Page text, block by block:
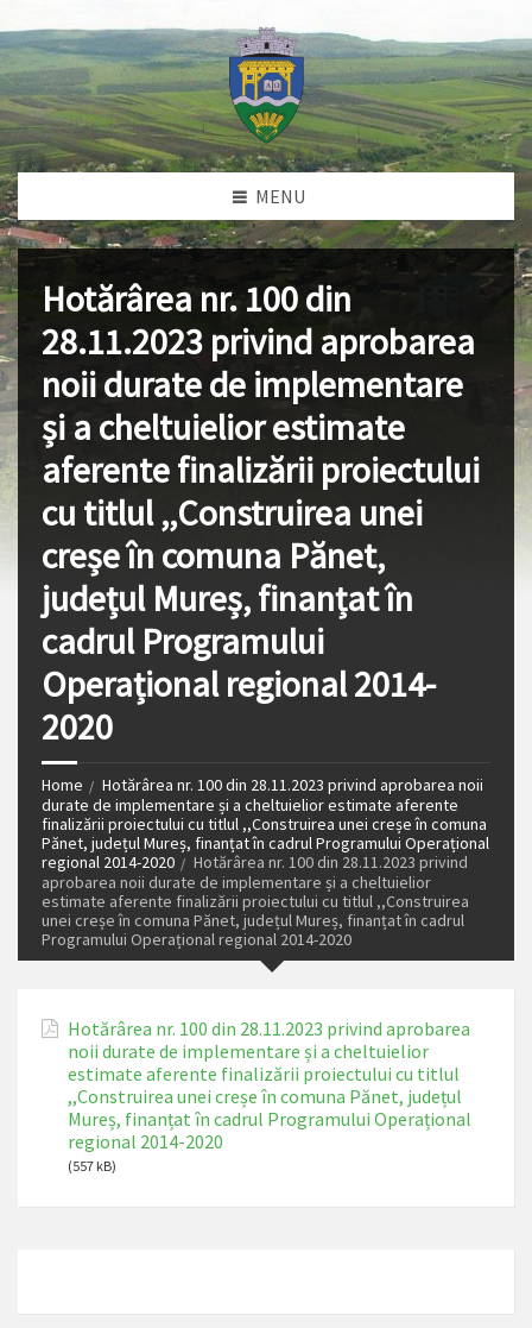
MENU
Hotărârea nr. 100 din
28.11.2023 privind aprobarea
noii durate de implementare
și a cheltuielior estimate
aferente finalizării proiectului
cu titlul ,,Construirea unei
creșe în comuna Pănet,
județul Mureș, finanțat în
cadrul Programului
Operațional regional 2014-
2020
Home
Hotărârea nr. 100 din 28.11.2023 privind aprobarea noii
durate de implementare și a cheltuielior estimate aferente
finalizării proiectului cu titlul ,,Construirea unei creșe în comuna
Pănet, județul Mureș, finanțat în cadrul Programului Operațional
regional 2014-2020
Hotărârea nr. 100 din 28.11.2023 privind
aprobarea noii durate de implementare și a cheltuielior
estimate aferente finalizării proiectului cu titlul ,,Construirea
unei creșe în comuna Pănet, județul Mureș, finanțat în cadrul
Programului Operațional regional 2014-2020
Hotărârea nr. 100 din 28.11.2023 privind aprobarea
noii durate de implementare și a cheltuielior
estimate aferente finalizării proiectului cu titlul
,,Construirea unei creșe în comuna Pănet, județul
Mureș, finanțat în cadrul Programului Operațional
regional 2014-2020
(557 kB)